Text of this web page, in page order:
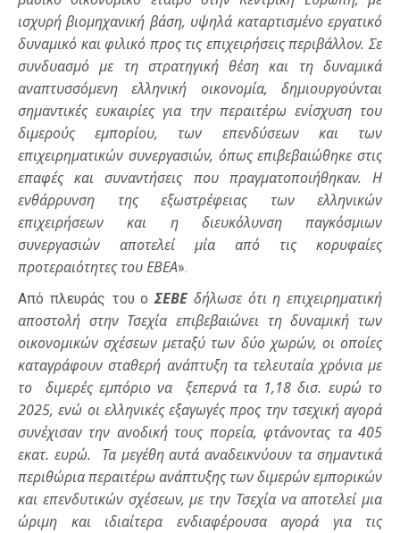
ισχυρή βιομηχανική βάση, υψηλά καταρτισμένο εργατικό
δυναμικό και φιλικό προς τις επιχειρήσεις περιβάλλον. Σε
συνδυασμό με τη στρατηγική θέση και τη δυναμικά
αναπτυσσόμενη ελληνική οικονομία, δημιουργούνται
σημαντικές ευκαιρίες για την περαιτέρω ενίσχυση του
διμερούς εμπορίου, των επενδύσεων και των
επιχειρηματικών συνεργασιών, όπως επιβεβαιώθηκε στις
επαφές και συναντήσεις που πραγματοποιήθηκαν. Η
ενθάρρυνση της εξωστρέφειας των ελληνικών
επιχειρήσεων και η διευκόλυνση παγκόσμιων
συνεργασιών αποτελεί μία από τις κορυφαίες
προτεραιότητες του ΕΒΕΑ».
Από πλευράς του οΣΕΒΕ δήλωσε ότι η επιχειρηματική
αποστολή στην Τσεχία επιβεβαιώνει τη δυναμική των
οικονομικών σχέσεων μεταξύ των δύο χωρών, οι οποίες
καταγράφουν σταθερή ανάπτυξη τα τελευταία χρόνια με
το διμερές εμπόριο να ξεπερνά τα 1,18 δισ. ευρώ το
2025, ενώ οι ελληνικές εξαγωγές προς την τσεχική αγορά
συνέχισαν την ανοδική τους πορεία, φτάνοντας τα 405
εκατ. ευρώ. Τα μεγέθη αυτά αναδεικνύουν τα σημαντικά
περιθώρια περαιτέρω ανάπτυξης των διμερών εμπορικών
και επενδυτικών σχέσεων, με την Τσεχία να αποτελεί μια
ώριμη και ιδιαίτερα ενδιαφέρουσα αγορά για τις